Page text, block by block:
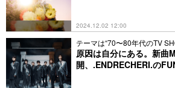
2024.12.02 12:00
テーマは“70〜80年代のTV
原因は自分にある。新曲
開、.ENDRECHERI.の